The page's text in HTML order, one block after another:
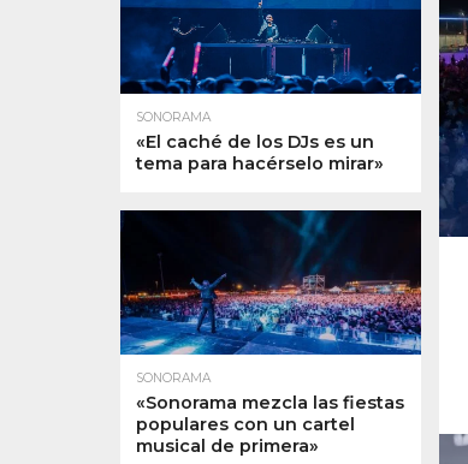
SONORAMA
«El caché de los DJs es un
tema para hacérselo mirar»
SONORAMA
«Sonorama mezcla las fiestas
populares con un cartel
musical de primera»